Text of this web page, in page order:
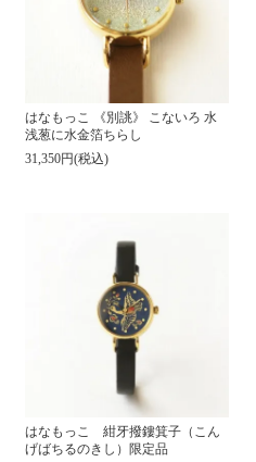
はなもっこ 《別誂》 こないろ 水
浅葱に水金箔ちらし
31,350円(税込)
はなもっこ 紺牙撥鏤箕子（こん
げばちるのきし）限定品